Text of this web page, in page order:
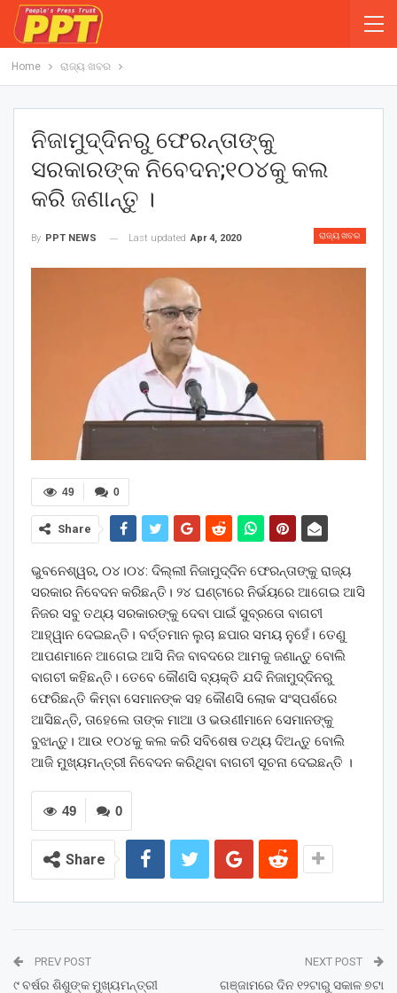
Home ରାଜ୍ୟ ଖବର
ନିଜାମୁଦ୍ଦିନରୁ ଫେରନ୍ତାଙ୍କୁ
ସରକାରଙ୍କ ନିବେଦନ;୧୦୪କୁ କଲ
କରି ଜଣାନ୍ତୁ ।
ରାଜ୍ୟ ଖବର
By PPT NEWS Last updated Apr 4, 2020
0
49
Share
ଭୁବନେଶ୍ୱର, ୦୪।୦୪: ଦିଲ୍ଲୀ ନିଜାମୁଦ୍ଦିନ ଫେରନ୍ତାଙ୍କୁ ରାଜ୍ୟ
ସରକାର ନିବେଦନ କରିଛନ୍ତି। ୨୪ ଘଣ୍ଟାରେ ନିର୍ଭୟରେ ଆଗେଇ ଆସି
ନିଜର ସବୁ ତଥ୍ୟ ସରକାରଙ୍କୁ ଦେବା ପାଇଁ ସୁବ୍ରତୋ ବାଗଚୀ
ଆହ୍ୱାନ ଦେଇଛନ୍ତି। ବର୍ତ୍ତମାନ ଲୁଚା ଛପାର ସମୟ ନୁହେଁ। ତେଣୁ
ଆପଣମାନେ ଆଗେଇ ଆସି ନିଜ ବାବଦରେ ଆମକୁ ଜଣାନ୍ତୁ ବୋଲି
ବାଗଚୀ କହିଛନ୍ତି। ତେବେ କୌଣସି ବ୍ୟକ୍ତି ଯଦି ନିଜାମୁଦ୍ଦିନରୁ
ଫେରିଛନ୍ତି କିମ୍ବା ସେମାନଙ୍କ ସହ କୌଣସି ଲୋକ ସଂସ୍ପର୍ଶରେ
ଆସିଛନ୍ତି, ତାହେଲେ ତାଙ୍କ ମାଆ ଓ ଭଉଣୀମାନେ ସେମାନଙ୍କୁ
ବୁଝାନ୍ତୁ। ଆଉ ୧୦୪କୁ କଲ କରି ସବିଶେଷ ତଥ୍ୟ ଦିଅନ୍ତୁ ବୋଲି
ଆଜି ମୁଖ୍ୟମନ୍ତ୍ରୀ ନିବେଦନ କରିଥିବା ବାଗଚୀ ସୂଚନା ଦେଇଛନ୍ତି ।
0
49
Share
PREV POST
୯ ବର୍ଷର ଶିଶୁଙ୍କ ମୁଖ୍ୟମନ୍ତ୍ରୀ
NEXT POST
ଗଞ୍ଜାମରେ ଦିନ ୧୨ଟାରୁ ସକାଳ ୭ଟା